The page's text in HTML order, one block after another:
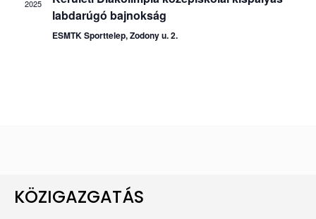
2025
labdarúgó bajnokság
ESMTK Sporttelep, Zodony u. 2.
KÖZIGAZGATÁS